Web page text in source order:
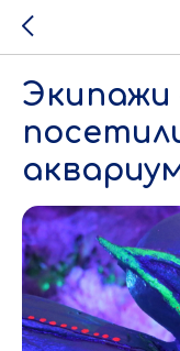
Экипажи